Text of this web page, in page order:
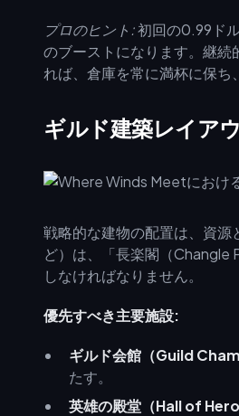
プロのヒント:初回の0.99ド
のブーストになります。継続
れば、倉庫を常に満杯に保ち
ギルド建築レイア
戦略的な建物の配置は、資
ど）は、「長楽閣（Changle
しなければなりません。
優先すべき主要施設:
ギルド会館（Guild
たす。
英雄の殿堂（Hall of